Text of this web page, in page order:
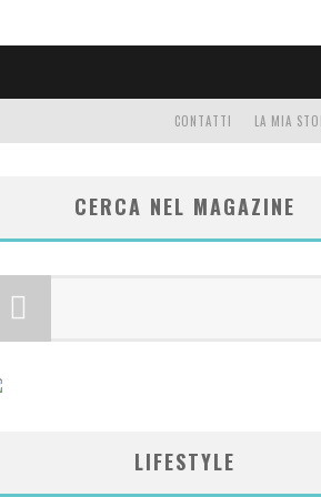
LA MIA
CONTATTI
CERCA NEL MAGAZINE
LIFESTYLE